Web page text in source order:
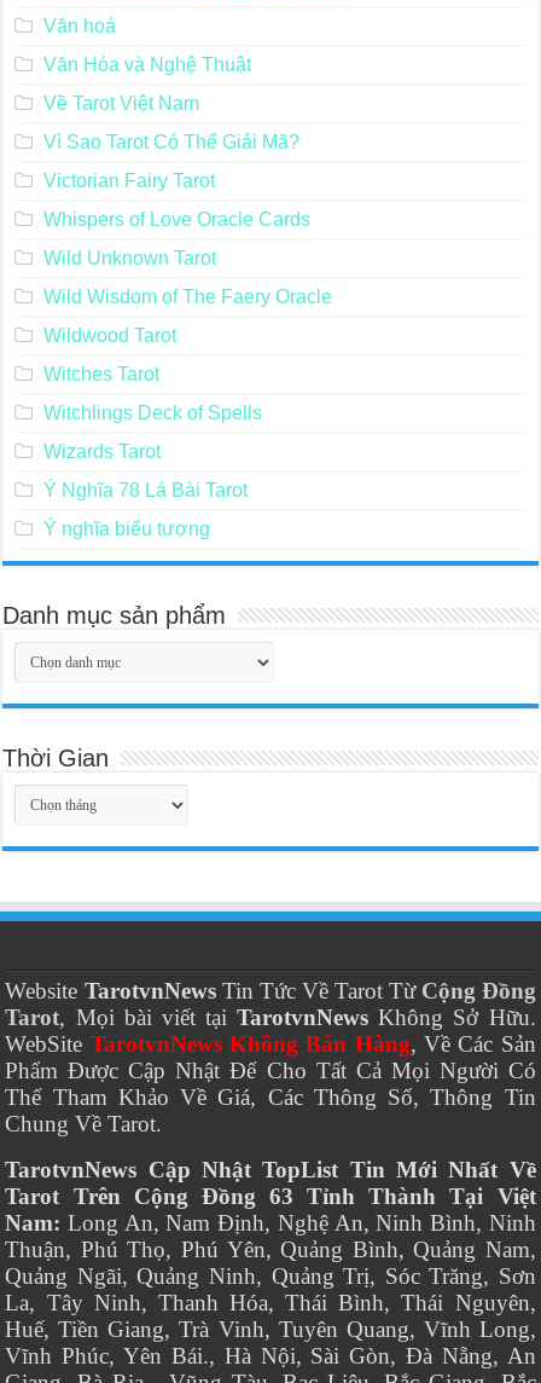
Văn hoá
Văn Hóa và Nghệ Thuật
Về Tarot Việt Nam
Vì Sao Tarot Có Thể Giải Mã?
Victorian Fairy Tarot
Whispers of Love Oracle Cards
Wild Unknown Tarot
Wild Wisdom of The Faery Oracle
Wildwood Tarot
Witches Tarot
Witchlings Deck of Spells
Wizards Tarot
Ý Nghĩa 78 Lá Bài Tarot
Ý nghĩa biểu tượng
Danh mục sản phẩm
Thời Gian
Thời
Gian
Website TarotvnNewsTin Tức Về Tarot Từ Cộng Đồng
Tarot, Mọi bài viết tạiTarotvnNews Không Sở Hữu.
WebSite TarotvnNews Không Bán Hàng, Về Các Sản
Phẩm Được Cập Nhật Để Cho Tất Cả Mọi Người Có
Thể Tham Khảo Về Giá, Các Thông Số, Thông Tin
Chung Về Tarot.
TarotvnNews Cập Nhật TopList Tin Mới Nhất Về
Tarot Trên Cộng Đồng 63 Tỉnh Thành Tại Việt
Nam: Long An, Nam Định, Nghệ An, Ninh Bình, Ninh
Thuận, Phú Thọ, Phú Yên, Quảng Bình, Quảng Nam,
Quảng Ngãi, Quảng Ninh, Quảng Trị, Sóc Trăng, Sơn
La, Tây Ninh, Thanh Hóa, Thái Bình, Thái Nguyên,
Huế, Tiền Giang, Trà Vinh, Tuyên Quang, Vĩnh Long,
Vĩnh Phúc, Yên Bái., Hà Nội, Sài Gòn, Đà Nẵng, An